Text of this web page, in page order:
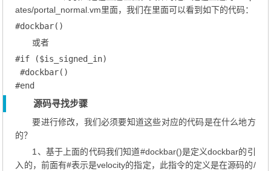
ates/portal_normal.vm里面，我们在里面可以看到如下的代码：
#dockbar()
或者
#if ($is_signed_in)
#dockbar()
#end
源码寻找步骤
要进行修改，我们必须要知道这些对应的代码是在什么地方
的？
1、基于上面的代码我们知道#dockbar()是定义dockbar的引
入的，前面有#表示是velocity的指定，此指令的定义是在源码的/